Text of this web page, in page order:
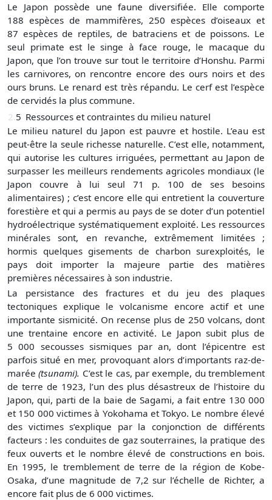
Le Japon possède une faune diversifiée. Elle comporte
188 espèces de mammifères, 250 espèces d’oiseaux et
87 espèces de reptiles, de batraciens et de poissons. Le
seul primate est le singe à face rouge, le macaque du
Japon, que l’on trouve sur tout le territoire d’Honshu. Parmi
les carnivores, on rencontre encore des ours noirs et des
ours bruns. Le renard est très répandu. Le cerf est l’espèce
de cervidés la plus commune.
2.5 Ressources et contraintes du milieu naturel
Le milieu naturel du Japon est pauvre et hostile. L’eau est
peut-être la seule richesse naturelle. C’est elle, notamment,
qui autorise les cultures irriguées, permettant au Japon de
surpasser les meilleurs rendements agricoles mondiaux (le
Japon couvre à lui seul 71 p. 100 de ses besoins
alimentaires) ; c’est encore elle qui entretient la couverture
forestière et qui a permis au pays de se doter d’un potentiel
hydroélectrique systématiquement exploité. Les ressources
minérales sont, en revanche, extrêmement limitées ;
hormis quelques gisements de charbon surexploités, le
pays doit importer la majeure partie des matières
premières nécessaires à son industrie.
La persistance des fractures et du jeu des plaques
tectoniques explique le volcanisme encore actif et une
importante sismicité. On recense plus de 250 volcans, dont
une trentaine encore en activité. Le Japon subit plus de
5 000 secousses sismiques par an, dont l’épicentre est
parfois situé en mer, provoquant alors d’importants raz-de-
marée(tsunami). C’est le cas, par exemple, du tremblement
de terre de 1923, l’un des plus désastreux de l’histoire du
Japon, qui, parti de la baie de Sagami, a fait entre 130 000
et 150 000 victimes à Yokohama et Tokyo. Le nombre élevé
des victimes s’explique par la conjonction de différents
facteurs : les conduites de gaz souterraines, la pratique des
feux ouverts et le nombre élevé de constructions en bois.
En 1995, le tremblement de terre de la région de Kobe-
Osaka, d’une magnitude de 7,2 sur l’échelle de Richter, a
encore fait plus de 6 000 victimes.